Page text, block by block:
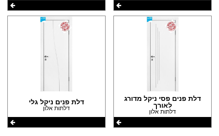
דלת פנים פסי ניקל מדורג
לאורך
דלתות אלון
דלת פנים ניקל גלי
דלתות אלון